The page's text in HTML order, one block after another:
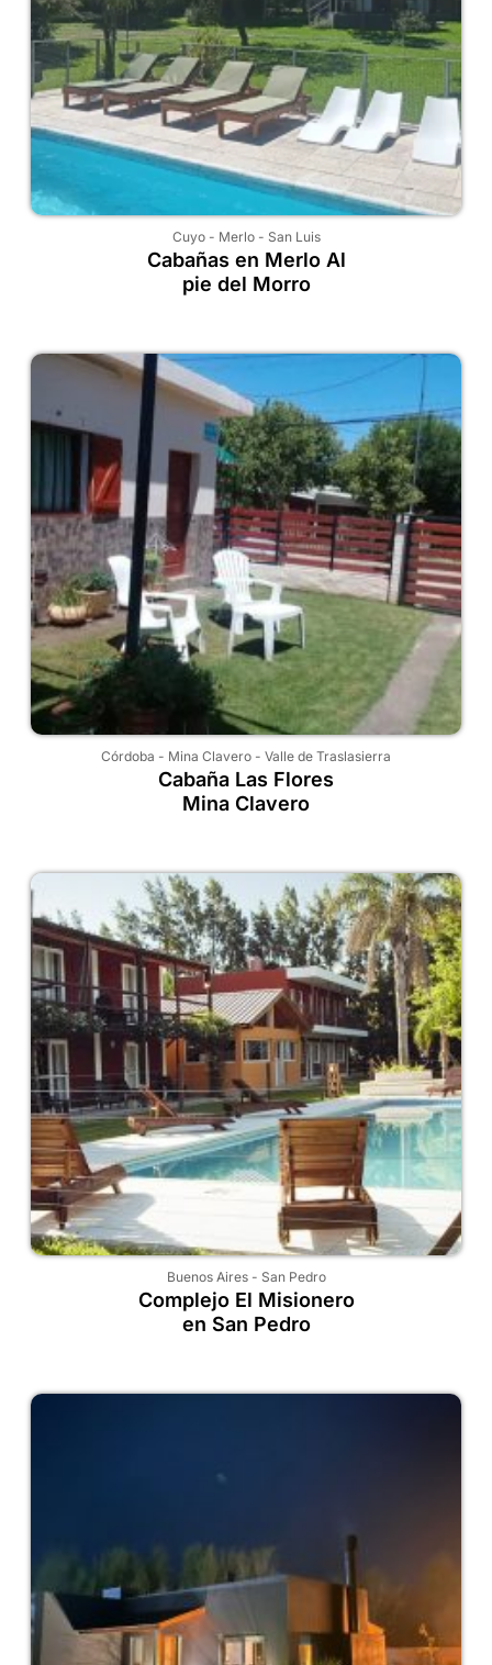
Cuyo- Merlo- San Luis
Cabañas en Merlo Al
pie del Morro
Córdoba - Mina Clavero - Valle de Traslasierra
Cabaña Las Flores
Mina Clavero
Buenos Aires- San Pedro
Complejo El Misionero
en San Pedro